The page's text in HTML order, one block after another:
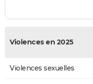
Violences en 2025
Violences sexuelles